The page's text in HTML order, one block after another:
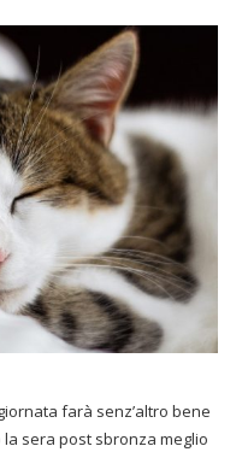
farà senz’altro bene
sera post sbronza meglio